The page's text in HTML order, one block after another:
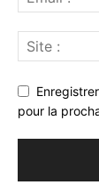
pour la